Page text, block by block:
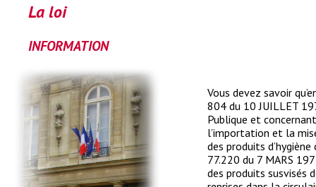
La loi
INFORMATION
Vous devez savoir
804 du 10 JUILLET
Publique et
l’importation et la
des produits
77.220 du 7 MARS
des produits susvisés